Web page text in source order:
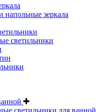
напольные зеркала
светильники
светильники для ванной